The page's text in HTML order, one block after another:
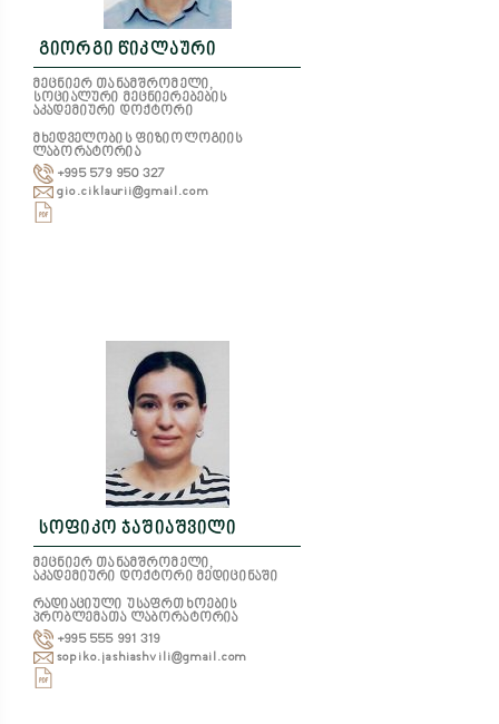
გიორგი წიკლაური
მეცნიერ თანამშრომელი,
სოციალური მეცნიერებების
აკადემიური დოქტორი
მხედველობის ფიზიოლოგიის
ლაბორატორია
+995 579 950 327
gio.ciklaurii@gmail.com
სოფიკო ჯაშიაშვილი
მეცნიერ თანამშრომელი,
აკადემიური დოქტორი მედიცინაში
რადიაციული უსაფრთხოების
პრობლემათა ლაბორატორია
+995 555 991 319
sopiko.jashiashvili@gmail.com